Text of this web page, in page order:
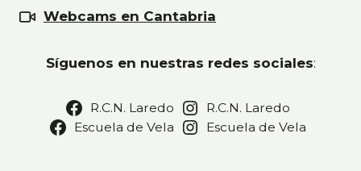
Webcams en Cantabria
Síguenos en nuestras redes sociales:
R.C.N. Laredo
R.C.N. Laredo
Escuela de Vela
Escuela de Vela